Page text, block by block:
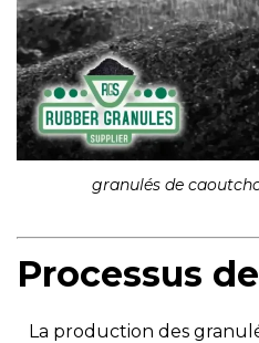
granulés de
Processus
La production des